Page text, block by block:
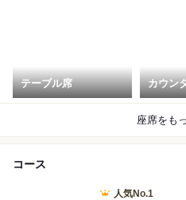
テーブル席 カウン
座席をも
コース
人気No.1